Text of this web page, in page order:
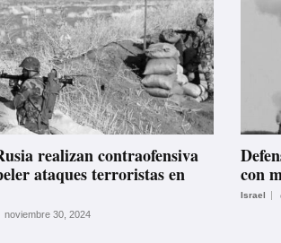
realizan contraofensiva
ataques terroristas en
noviembre 30, 2024
con
Israel